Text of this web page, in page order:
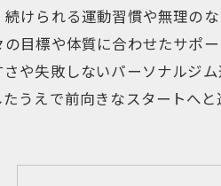
けられる運動習慣や無理の
目標や体質に合わせたサポ
や失敗しないパーソナルジ
うえで前向きなスタートへと